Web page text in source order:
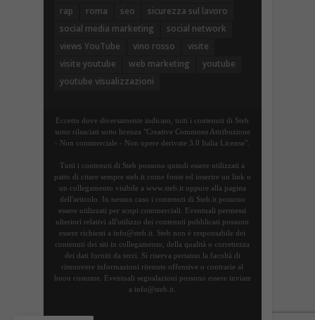
rap
roma seo
sicurezza sul lavoro
social media marketing
social network
views YouTube
vino rosso
visite
visite youtube
web marketing
youtube
youtube visualizzazioni
Eccetto dove diversamente indicato, tutti i contenuti di Steb
sono rilasciati sotto licenza "Creative Commons Attribuzione
- Non commerciale - Non opere derivate 3.0 Italia License".
Tutti i contenuti di Steb possono quindi essere utilizzati a
patto di citare sempre steb.it come fonte ed inserire un link o
un collegamento visibile a www.steb.it oppure alla pagina
dell'articolo. In nessun caso i contenuti di Steb.it possono
essere utilizzati per scopi commerciali. Eventuali permessi
ulteriori relativi all'utilizzo dei contenuti pubblicati possono
essere richiesti a info@steb.it. Steb non è responsabile dei
contenuti dei siti in collegamento, della qualità o correttezza
dei dati forniti da terzi. Si riserva pertanto la facoltà di
rimuovere informazioni ritenute offensive o contrarie al
buon costume. Eventuali segnalazioni possono essere inviate
a info@steb.it.